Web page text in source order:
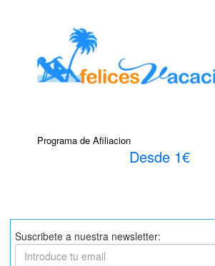
Programa de Afiliacion
Desde 1€
Suscribete a nuestra newsletter:
Suscribete